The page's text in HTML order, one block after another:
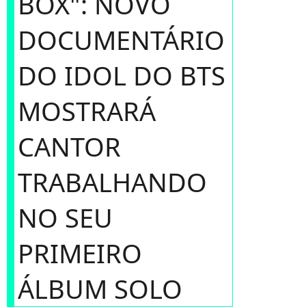
DOCUMENTÁRIO
DO IDOL DO BTS
MOSTRARÁ
CANTOR
TRABALHANDO
NO SEU
PRIMEIRO
ÁLBUM SOLO